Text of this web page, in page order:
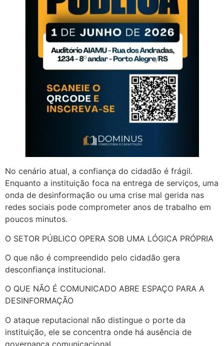
No cenário atual, a confiança do cidadão é frágil.
Enquanto a instituição foca na entrega de serviços, uma
onda de desinformação ou uma crise mal gerida nas
redes sociais pode comprometer anos de trabalho em
poucos minutos.
O SETOR PÚBLICO OPERA SOB UMA LÓGICA PRÓPRIA
O que não é compreendido pelo cidadão gera
desconfiança institucional.
O QUE NÃO É COMUNICADO ABRE ESPAÇO PARA A
DESINFORMAÇÃO
O ataque reputacional não distingue o porte da
instituição, ele se concentra onde há ausência de
governança comunicacional.